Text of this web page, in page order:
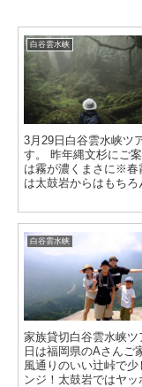
白谷雲水峡
3月29日白谷雲水峡ツ
す。 昨年縄文杉にご
は霧が濃くまさに※春
は太鼓岩からはもち
白谷雲水峡
家族貸切白谷雲水峡
日は福岡県のAさんご
風通りのいい辻峠で
ンジ！太鼓岩ではヤッ